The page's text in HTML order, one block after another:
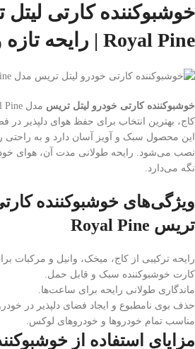
خوشبوکننده کارتی
Royal Pine | رایحه تازه و مطبوع کاج
خوشبوکننده کارتی خودرو لیتل تریس
کاج، بهترین انتخاب برای حفظ هوای دلپذیر
این محصول سبک و آویز آسان دارد و به راحتی
نصب می‌شود. رایحه طولانی مدت آن، هوای
نگه می‌دارد.
ویژگی‌های خوشبوکننده
تریس Royal Pine
رایحه ترکیبی از کاج، میخک، وانیل و مرکبات
کارت خوشبوکننده سبک و قابل حمل.
ماندگاری طولانی رایحه برای ساعت‌ها.
حذف بوی نامطبوع و ایجاد فضای دلپذیر در
مناسب تمام خودروها و خودروهای لوکس.
مزایای استفاده از